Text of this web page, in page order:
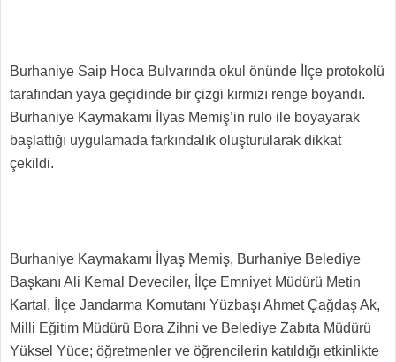
Burhaniye Saip Hoca Bulvarında okul önünde İlçe protokolü
tarafından yaya geçidinde bir çizgi kırmızı renge boyandı.
Burhaniye Kaymakamı İlyas Memiş’in rulo ile boyayarak
başlattığı uygulamada farkındalık oluşturularak dikkat
çekildi.
Burhaniye Kaymakamı İlyaş Memiş, Burhaniye Belediye
Başkanı Ali Kemal Deveciler, İlçe Emniyet Müdürü Metin
Kartal, İlçe Jandarma Komutanı Yüzbaşı Ahmet Çağdaş Ak,
Milli Eğitim Müdürü Bora Zihni ve Belediye Zabıta Müdürü
Yüksel Yüce; öğretmenler ve öğrencilerin katıldığı etkinlikte